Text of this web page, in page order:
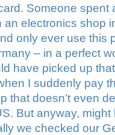
Someone spent
an electronics shop
only ever use this
– in a perfect
have picked up
I suddenly pay
that doesn’t even
But anyway,
we checked our